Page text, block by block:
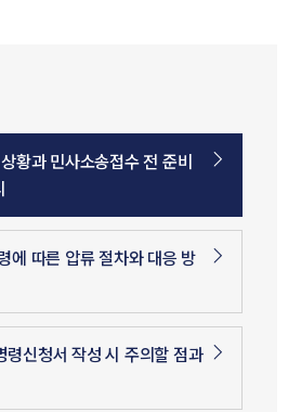
황과 민사소송접수 전 준비
에 따른 압류 절차와 대응 방
령신청서 작성 시 주의할 점과